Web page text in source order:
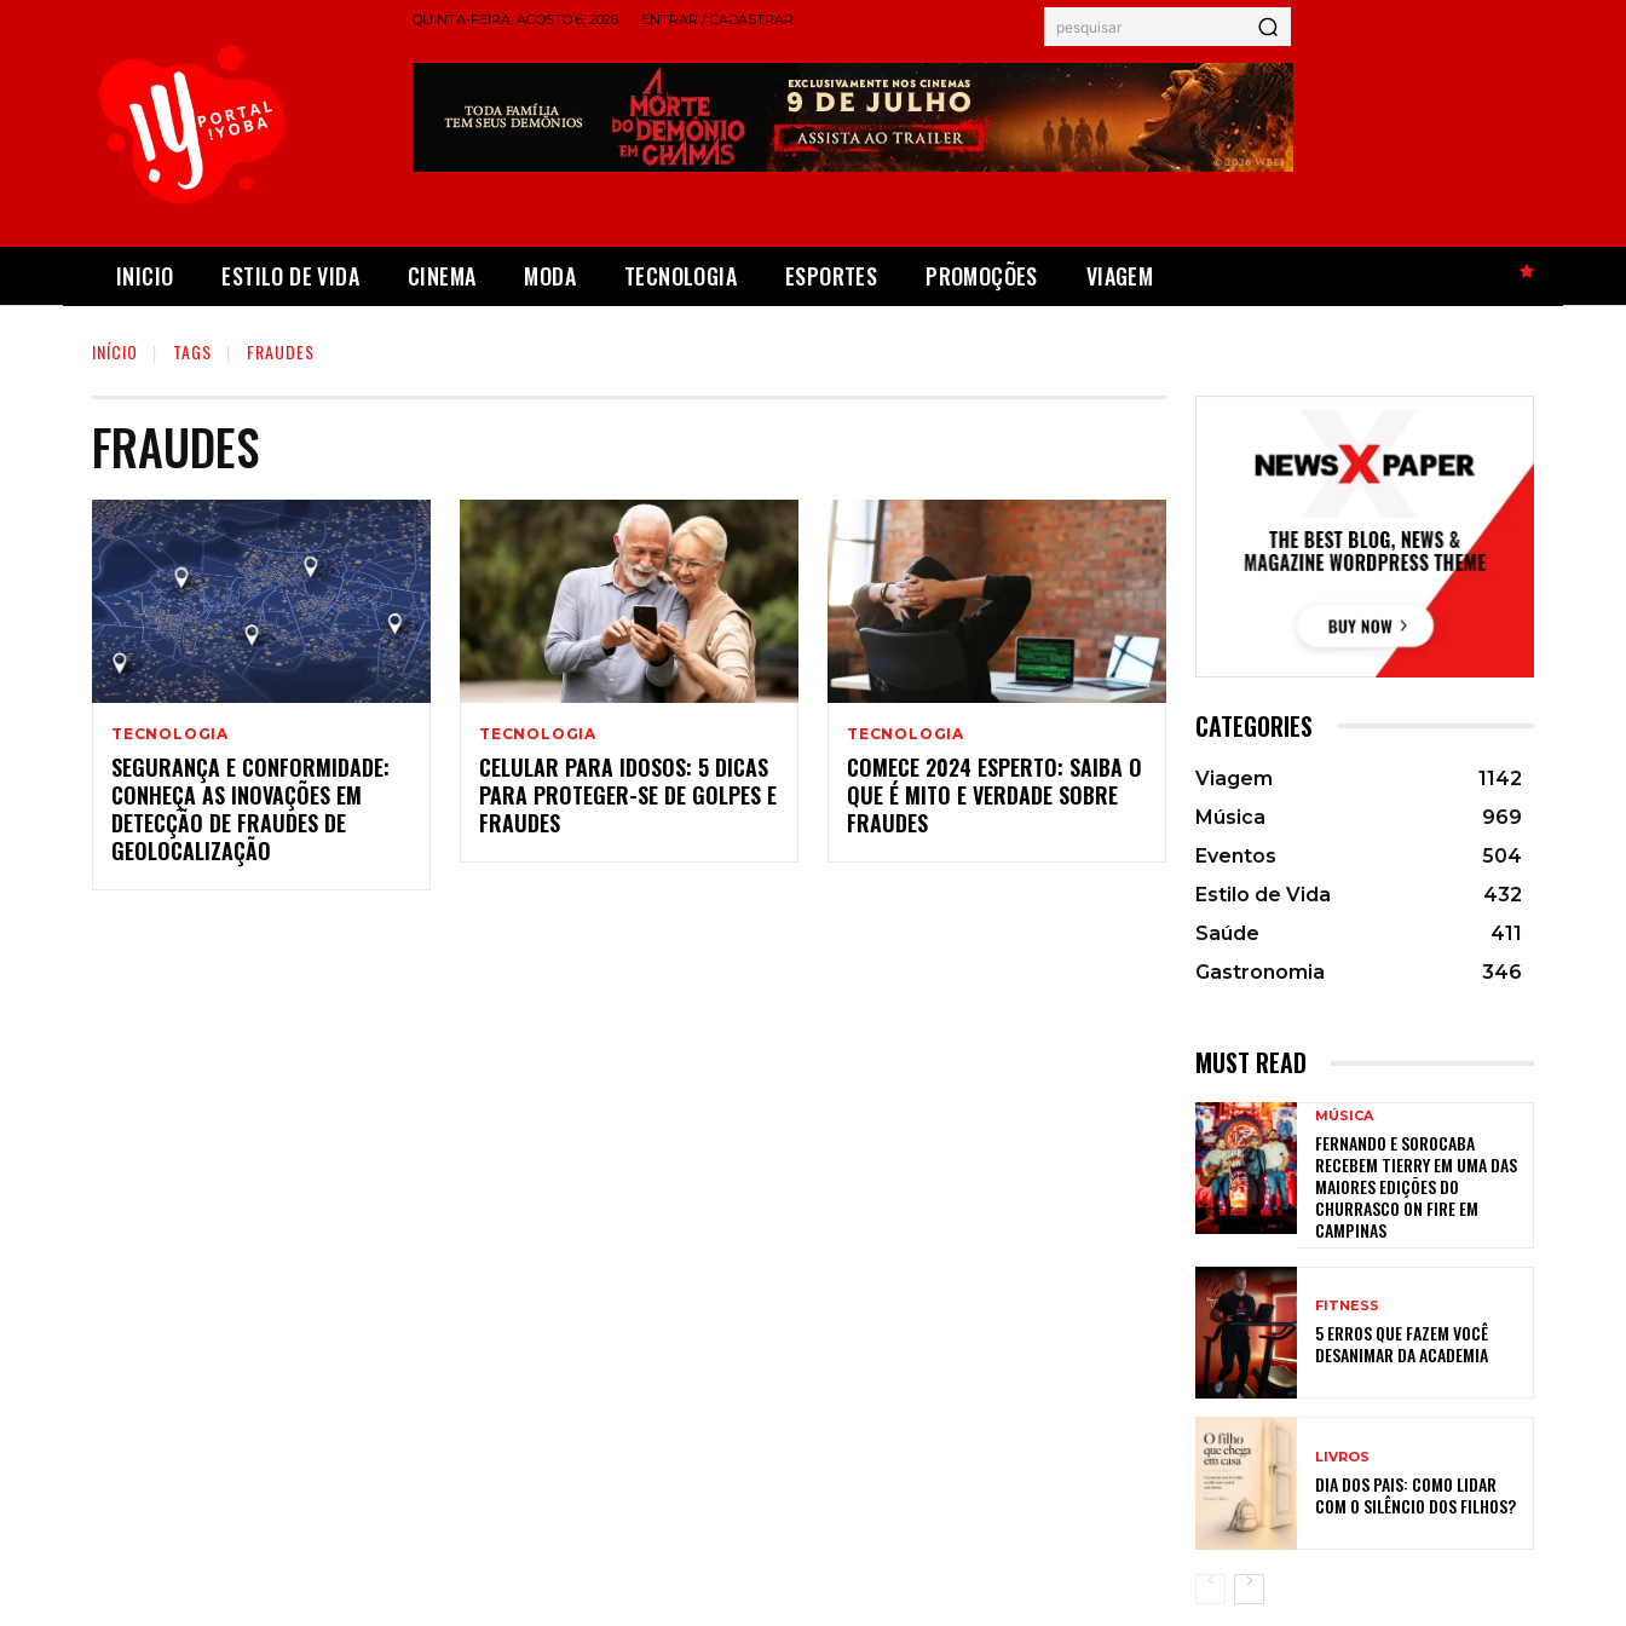
QUINTA-FEIRA, AGOSTO 6, 2026 ENTRAR / CADASTRAR pesquisar
INICIO ESTILO DE VIDA CINEMA MODA TECNOLOGIA ESPORTES PROMOÇÕES VIAGEM
INÍCIO TAGS FRAUDES
FRAUDES
TECNOLOGIA
SEGURANÇA E CONFORMIDADE:
CONHEÇA AS INOVAÇÕES EM
DETECÇÃO DE FRAUDES DE
GEOLOCALIZAÇÃO
TECNOLOGIA
CELULAR PARA IDOSOS: 5 DICAS
PARA PROTEGER-SE DE GOLPES E
FRAUDES
TECNOLOGIA
COMECE 2024 ESPERTO: SAIBA O
QUE É MITO E VERDADE SOBRE
FRAUDES
CATEGORIES
Viagem
1142
Música
969
Eventos
504
Estilo de Vida
432
Saúde
411
Gastronomia
346
MUST READ
MÚSICA
FERNANDO E SOROCABA
RECEBEM TIERRY EM UMA DAS
MAIORES EDIÇÕES DO
CHURRASCO ON FIRE EM
CAMPINAS
FITNESS
5 ERROS QUE FAZEM VOCÊ
DESANIMAR DA ACADEMIA
LIVROS
DIA DOS PAIS: COMO LIDAR
COM O SILÊNCIO DOS FILHOS?